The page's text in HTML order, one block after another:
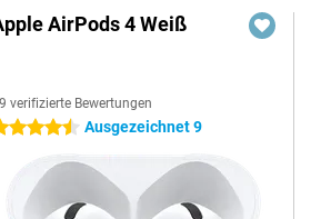
AirPods 4 Weiß
verifizierte Bewertungen
Sterne Ausgezeichnet 9